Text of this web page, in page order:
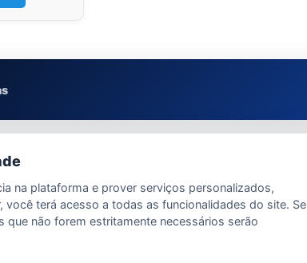
na plataforma e prover serviços personalizados,
você terá acesso a todas as funcionalidades do site. Se
que não forem estritamente necessários serão